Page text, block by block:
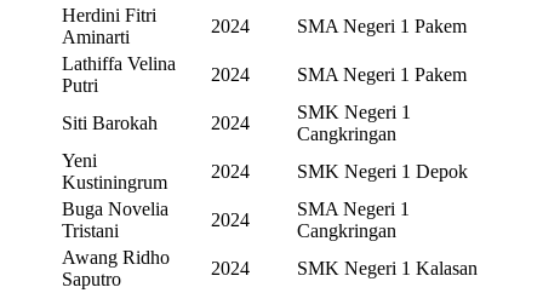
Herdini Fitri
Aminarti
2024
SMA Negeri 1 Pakem
Lathiffa Velina
Putri
2024 SMA Negeri 1 Pakem
Siti Barokah 2024
SMK Negeri 1
Cangkringan
Yeni
Kustiningrum
2024
SMK Negeri 1 Depok
Buga Novelia
Tristani
2024
SMA Negeri 1
Cangkringan
Awang Ridho
Saputro
2024
SMK Negeri 1 Kalasan